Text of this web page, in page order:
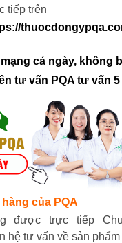
tiếp trên
cả ngày, không
tư vấn PQA tư vấn
của PQA
được trực tiếp
hệ tư vấn về sản